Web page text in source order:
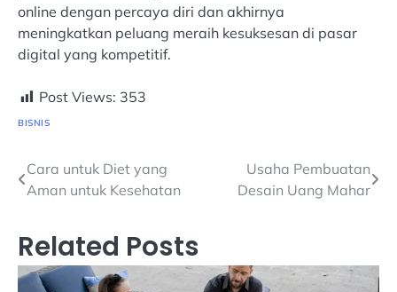
online dengan percaya diri dan akhirnya
meningkatkan peluang meraih kesuksesan di pasar
digital yang kompetitif.
Post Views: 353
BISNIS
Navigasi
pos
Cara untuk Diet yang
Aman untuk Kesehatan
Usaha Pembuatan
Desain Uang Mahar
Related Posts